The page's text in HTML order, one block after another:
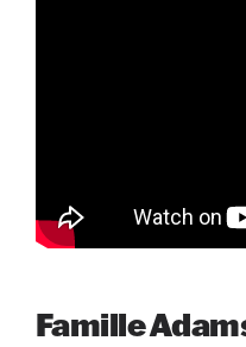
Famille